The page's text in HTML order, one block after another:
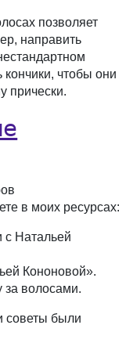
позволяет
направить
кончики, чтобы они
прически.
в моих ресурсах:
с Натальей
Кононовой».
за волосами.
советы были